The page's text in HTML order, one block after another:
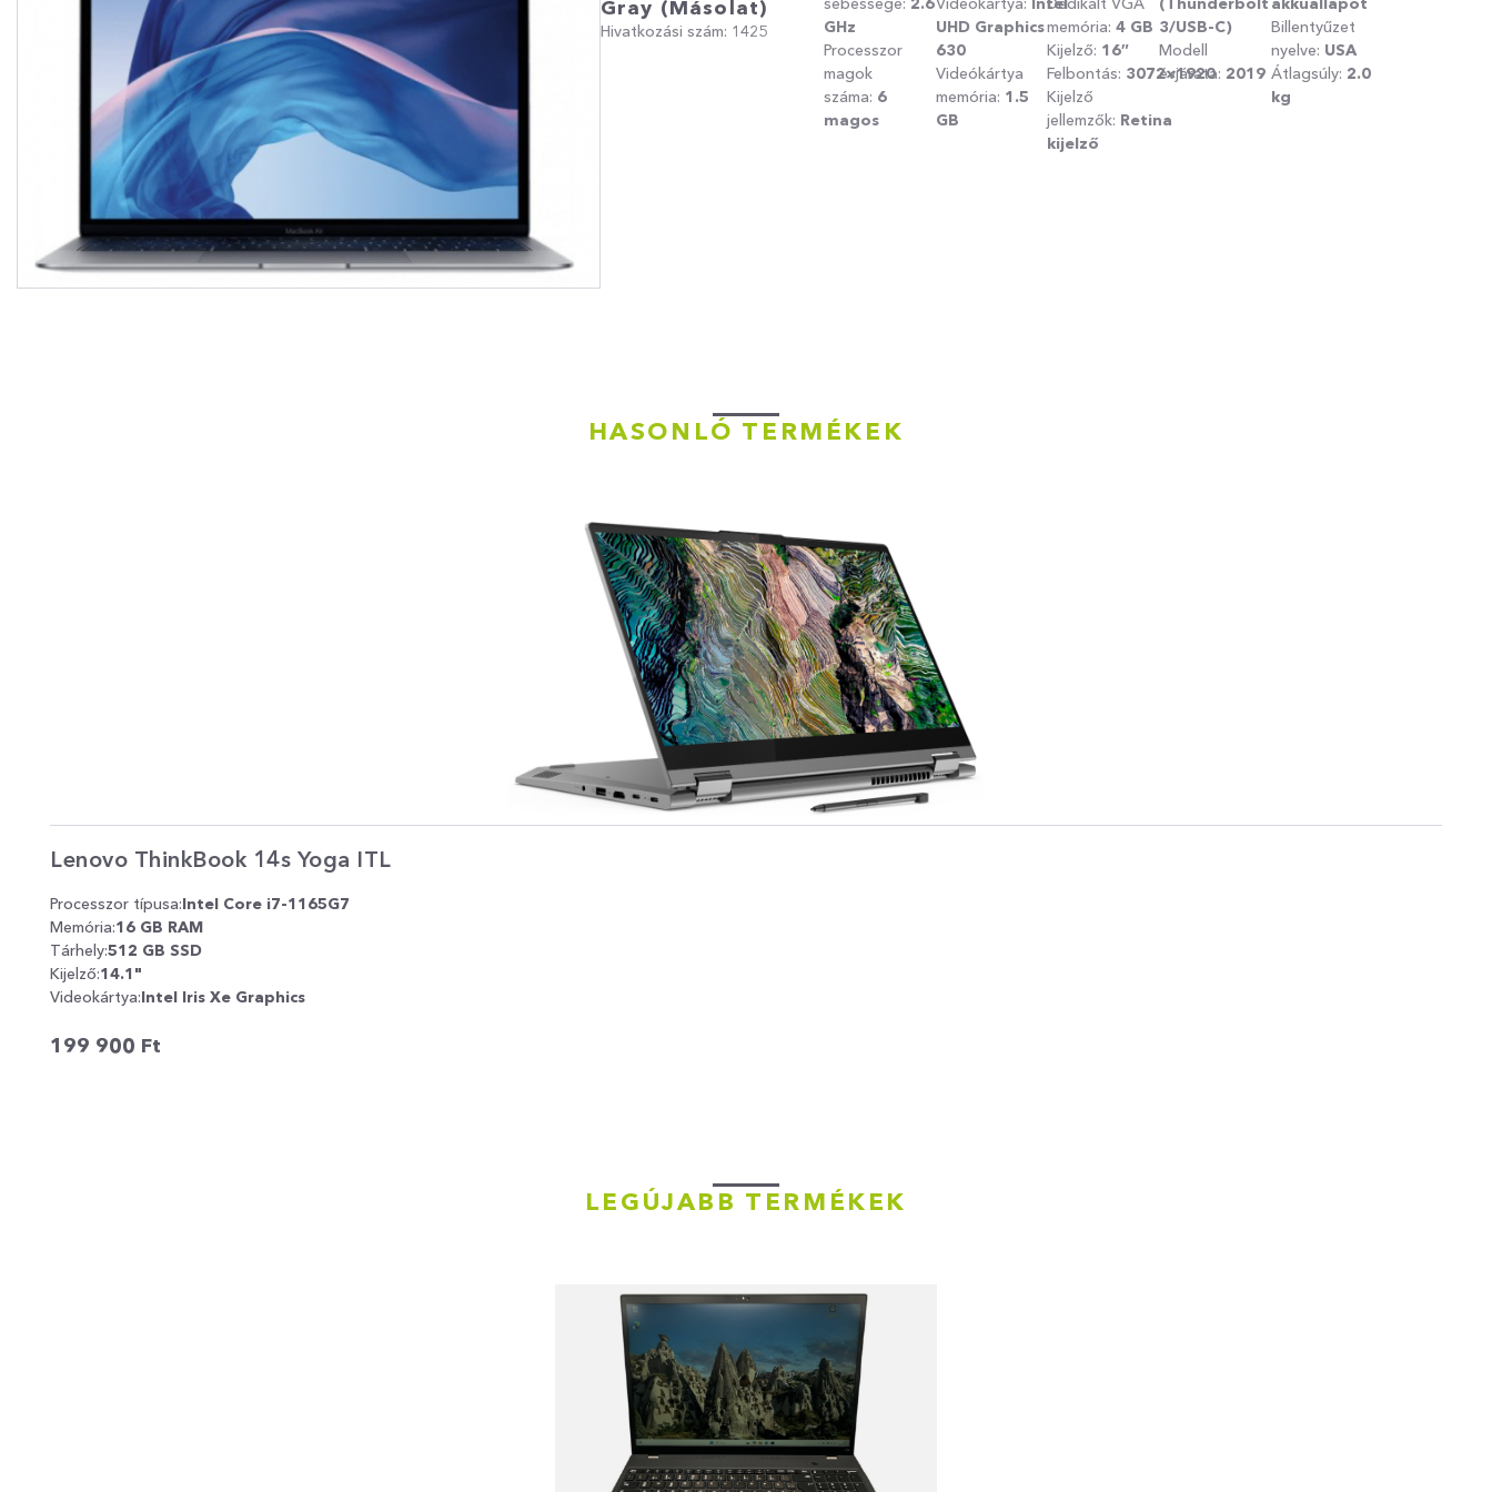
Gray (másolat)
Hivatkozási szám: 1425
GHz
Processzor
magok
száma: 6
magos
UHD Graphics
630
Videókártya
memória: 1.5
GB
memória:4 GB
Kijelző: 16″
Felbontás: 3072×1920
Kijelző
jellemzők: Retina
kijelző
3/USB-C)
Modell
évjárata: 2019
Billentyűzet
nyelve: USA
Átlagsúly: 2.0
kg
HASONLÓ TERMÉKEK
Lenovo ThinkBook 14s Yoga ITL
Processzor típusa:Intel Core i7-1165G7
Memória:16 GB RAM
Tárhely:512 GB SSD
Kijelző:14.1"
Videokártya:Intel Iris Xe Graphics
199 900 Ft
LEGÚJABB TERMÉKEK